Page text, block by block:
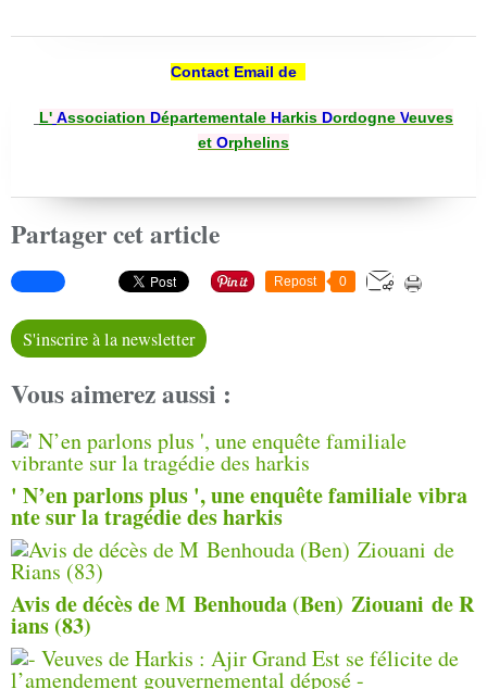
Contact Email de
L' Association Départementale Harkis Dordogne Veuves
et Orphelins
Partager cet article
Repost 0
S'inscrire à la newsletter
Vous aimerez aussi :
' N’en parlons plus ', une enquête familiale vibra
nte sur la tragédie des harkis
Avis de décès de M Benhouda (Ben) Ziouani de R
ians (83)